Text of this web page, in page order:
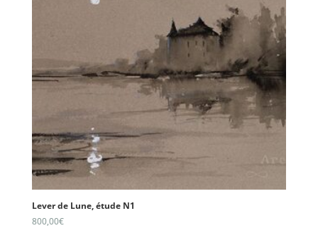
Lever de Lune, étude N1
800,00€